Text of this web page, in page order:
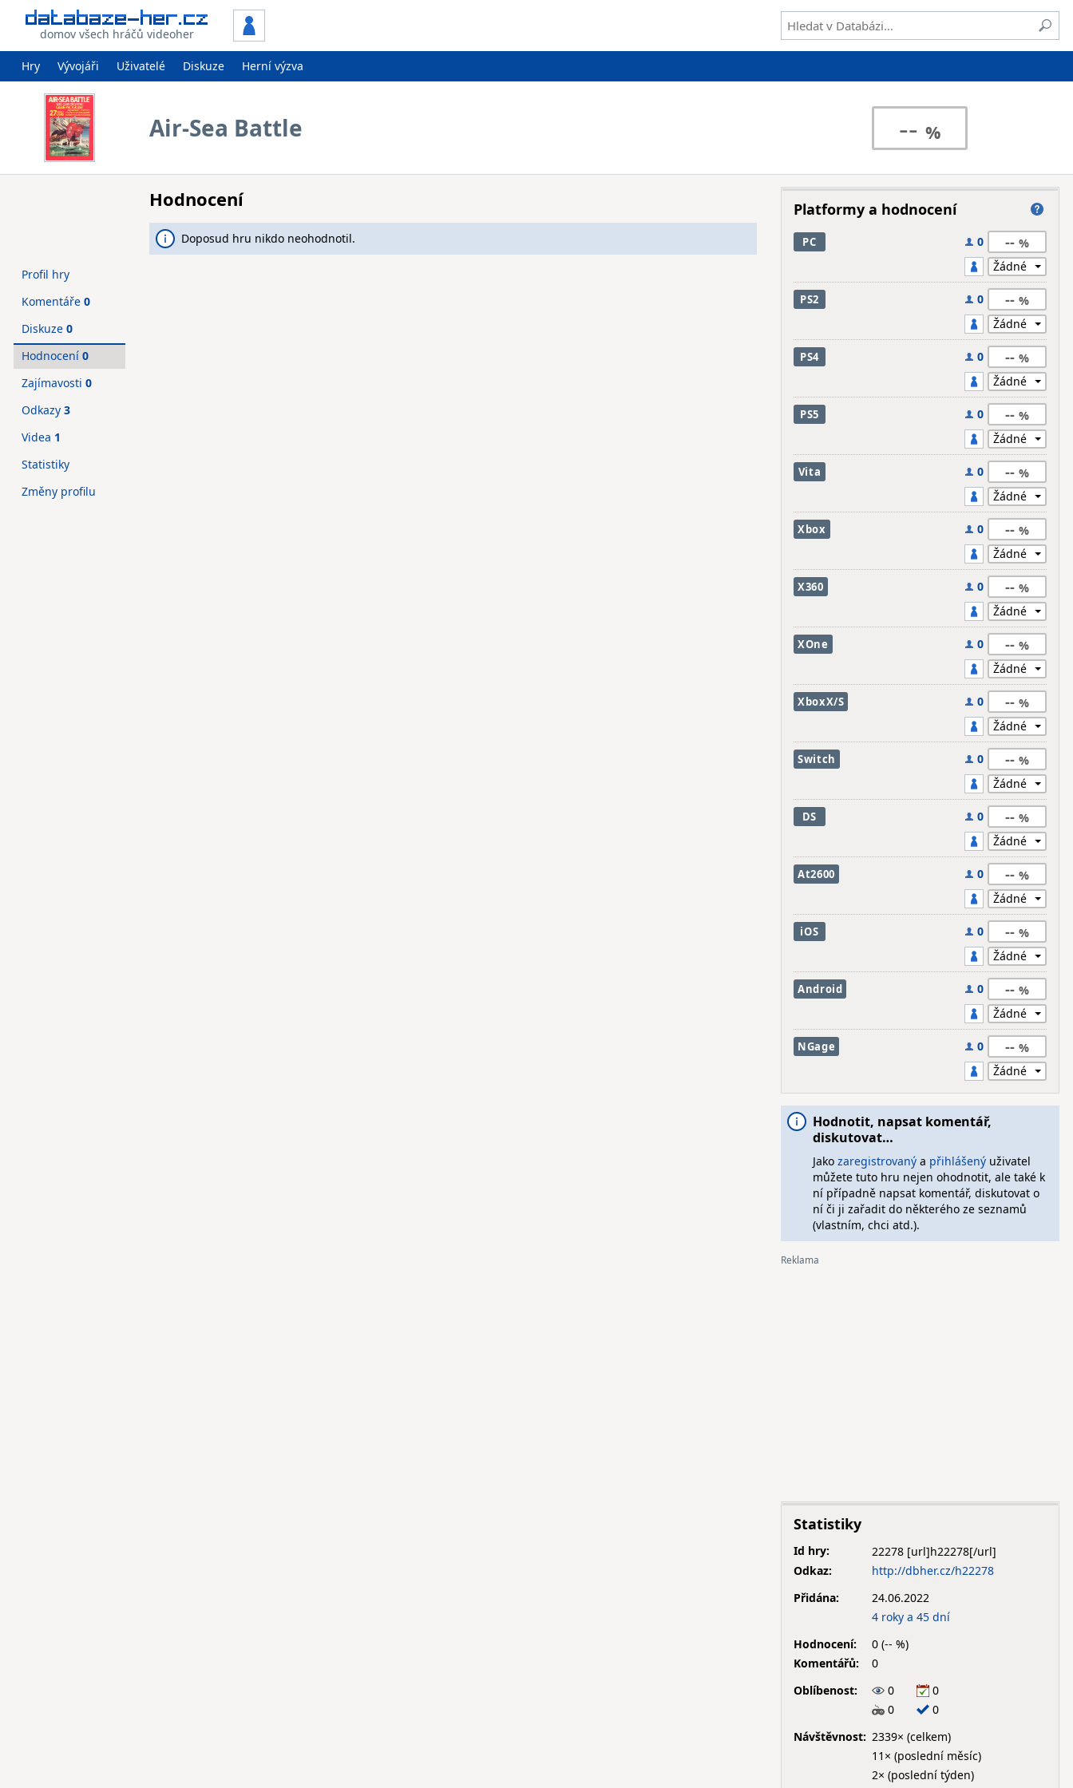
domov všech hráčů videoher
Hry Vývojáři Uživatelé Diskuze Herní výzva
Air-Sea Battle --
Hodnocení
Doposud hru nikdo neohodnotil.
Profil hry
Komentáře 0
Diskuze 0
Hodnocení 0
Zajímavosti 0
Odkazy 3
Videa 1
Statistiky
Změny profilu
Platformy a hodnocení
PC 0 --
PS2 0 --
PS4 0 --
PS5 0 --
Vita 0 --
Xbox 0 --
X360 0 --
XOne 0 --
XboxX/S 0 --
Switch 0 --
DS 0 --
At2600 0 --
iOS 0 --
Android 0 --
NGage 0 --
Hodnotit, napsat komentář,
diskutovat…
Jako zaregistrovanýa přihlášenýuživatel
můžete tuto hru nejen ohodnotit, ale také k
ní případně napsat komentář, diskutovat o
ní či ji zařadit do některého ze seznamů
(vlastním, chci atd.).
Statistiky
Id hry:
22278
Odkaz:
http://dbher.cz/h22278
Přidána:
24.06.2022
4 roky a 45 dní
Hodnocení:
0 (-- %)
Komentářů:
0
Oblíbenost:
0
0
0
0
Návštěvnost: 2339× (celkem)
11× (poslední měsíc)
2× (poslední týden)